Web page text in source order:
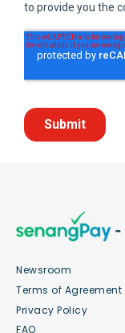
Newsroom
Terms of Agreement
Privacy Policy
FAQ